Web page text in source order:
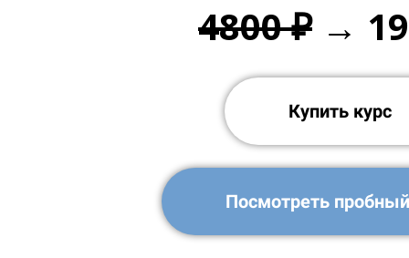
4800 ₽→
Купить курс
Посмотреть